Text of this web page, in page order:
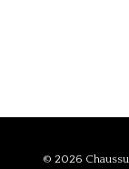
© 2026